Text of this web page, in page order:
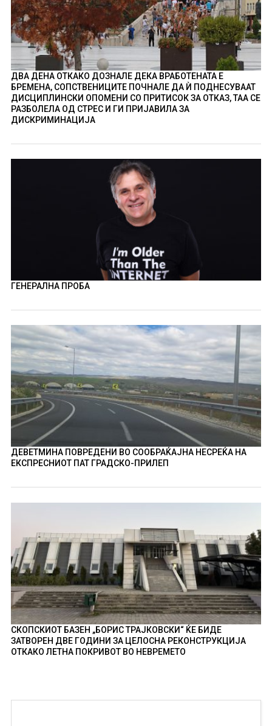
ДВА ДЕНА ОТКАКО ДОЗНАЛЕ ДЕКА ВРАБОТЕНАТА Е
БРЕМЕНА, СОПСТВЕНИЦИТЕ ПОЧНАЛЕ ДА Ѝ ПОДНЕСУВААТ
ДИСЦИПЛИНСКИ ОПОМЕНИ СО ПРИТИСОК ЗА ОТКАЗ, ТАА СЕ
РАЗБОЛЕЛА ОД СТРЕС И ГИ ПРИЈАВИЛА ЗА
ДИСКРИМИНАЦИЈА
ГЕНЕРАЛНА ПРОБА
ДЕВЕТМИНА ПОВРЕДЕНИ ВО СООБРАЌАЈНА НЕСРЕЌА НА
ЕКСПРЕСНИОТ ПАТ ГРАДСКО-ПРИЛЕП
СКОПСКИОТ БАЗЕН „БОРИС ТРАЈКОВСКИ“ ЌЕ БИДЕ
ЗАТВОРЕН ДВЕ ГОДИНИ ЗА ЦЕЛОСНА РЕКОНСТРУКЦИЈА
ОТКАКО ЛЕТНА ПОКРИВОТ ВО НЕВРЕМЕТО